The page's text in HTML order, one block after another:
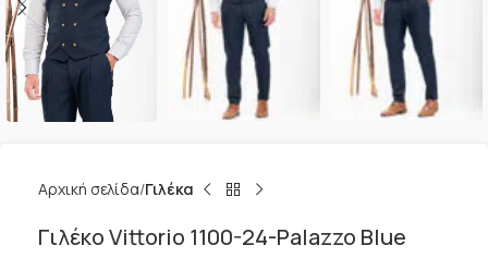
Αρχική σελίδα Γιλέκα
Γιλέκο Vittorio 1100-24-Palazzo Blue